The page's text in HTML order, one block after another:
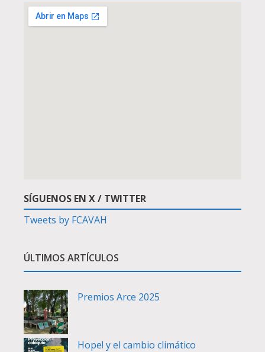
SÍGUENOS EN X / TWITTER
Tweets by FCAVAH
ÚLTIMOS ARTÍCULOS
Premios Arce 2025
Hope! y el cambio climático